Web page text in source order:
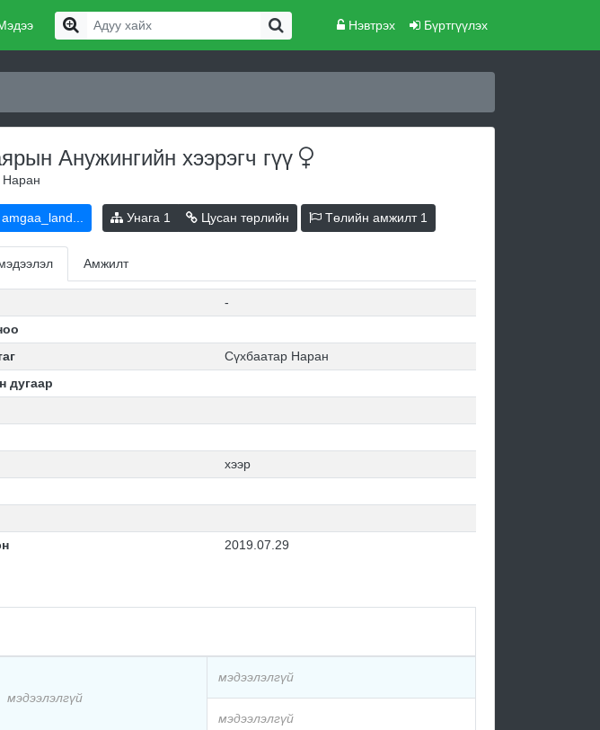
Нэвтрэх Бүртгүүлэх
Анужингийн хээрэгч гүү
Унага 1 Цусан төрлийн Төлийн амжилт 1
Амжилт
-
Сүхбаатар Наран
дугаар
хээр
2019.07.29
мэдээлэлгүй
мэдээлэлгүй
мэдээлэлгүй